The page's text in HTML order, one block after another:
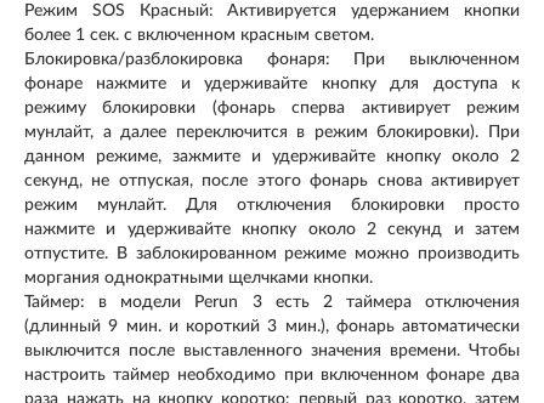
Режим SOS Красный: Активируется удержанием кнопки
более 1 сек. с включенном красным светом.
Блокировка/разблокировка фонаря: При выключенном
фонаре нажмите и удерживайте кнопку для доступа к
режиму блокировки (фонарь сперва активирует режим
мунлайт, а далее переключится в режим блокировки). При
данном режиме, зажмите и удерживайте кнопку около 2
секунд, не отпуская, после этого фонарь снова активирует
режим мунлайт. Для отключения блокировки просто
нажмите и удерживайте кнопку около 2 секунд и затем
отпустите. В заблокированном режиме можно производить
моргания однократными щелчками кнопки.
Таймер: в модели Perun 3 есть 2 таймера отключения
(длинный 9 мин. и короткий 3 мин.), фонарь автоматически
выключится после выставленного значения времени. Чтобы
настроить таймер необходимо при включенном фонаре два
раза нажать на кнопку коротко: первый раз коротко, затем